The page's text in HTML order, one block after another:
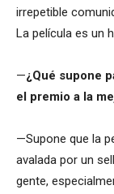
irrepetible
La película es un
—¿Qué supone
el premio a la
—Supone que la
avalada por un
gente,